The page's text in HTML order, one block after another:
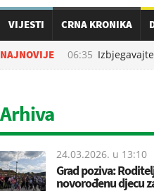
VIJESTI CRNA KRONIKA
NAJNOVIJE
u 06:35 Izbjegavajte
Arhiva
24.03.2026. u 13:10
Grad poziva:
novorođenu djecu